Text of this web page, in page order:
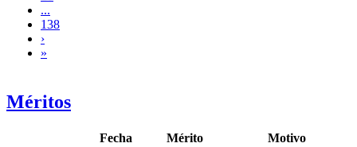
...
138
›
»
Méritos
Fecha Mérito Motivo